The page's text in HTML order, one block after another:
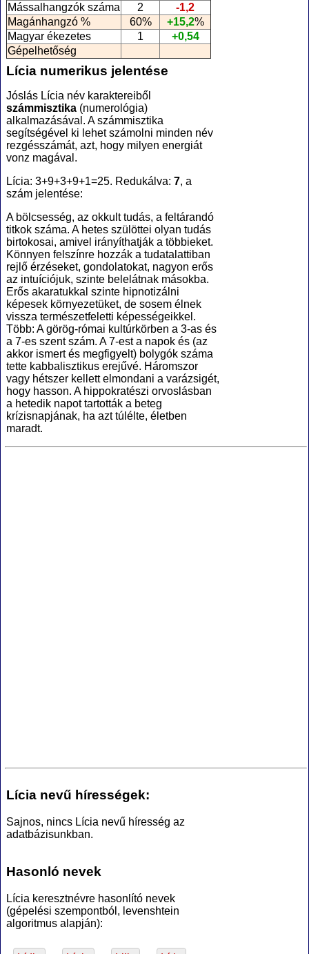
Mássalhangzók száma
2
-1,2
Magánhangzó %
60% +15,2%
Magyar ékezetes
1
+0,54
Gépelhetőség
Lícia numerikus jelentése
Jóslás Lícia név karaktereiből
számmisztika (numerológia)
alkalmazásával. A számmisztika
segítségével ki lehet számolni minden név
rezgésszámát, azt, hogy milyen energiát
vonz magával.
Lícia: 3+9+3+9+1=25. Redukálva: 7, a
szám jelentése:
A bölcsesség, az okkult tudás, a feltárandó
titkok száma. A hetes szülöttei olyan tudás
birtokosai, amivel irányíthatják a többieket.
Könnyen felszínre hozzák a tudatalattiban
rejlő érzéseket, gondolatokat, nagyon erős
az intuíciójuk, szinte belelátnak másokba.
Erős akaratukkal szinte hipnotizálni
képesek környezetüket, de sosem élnek
vissza természetfeletti képességeikkel.
Több: A görög-római kultúrkörben a 3-as és
a 7-es szent szám. A 7-est a napok és (az
akkor ismert és megfigyelt) bolygók száma
tette kabbalisztikus erejűvé. Háromszor
vagy hétszer kellett elmondani a varázsigét,
hogy hasson. A hippokratészi orvoslásban
a hetedik napot tartották a beteg
krízisnapjának, ha azt túlélte, életben
maradt.
Lícia nevű hírességek:
Sajnos, nincs Lícia nevű híresség az
adatbázisunkban.
Hasonló nevek
Lícia keresztnévre hasonlító nevek
(gépelési szempontból, levenshtein
algoritmus alapján):